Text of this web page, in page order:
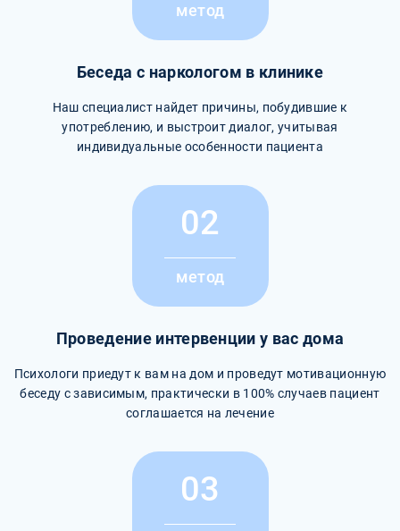
метод
Беседа с наркологом в клинике
Наш специалист найдет причины, побудившие к
употреблению, и выстроит диалог, учитывая
индивидуальные особенности пациента
02
метод
Проведение интервенции у вас дома
Психологи приедут к вам на дом и проведут мотивационную
беседу с зависимым, практически в 100% случаев пациент
соглашается на лечение
03